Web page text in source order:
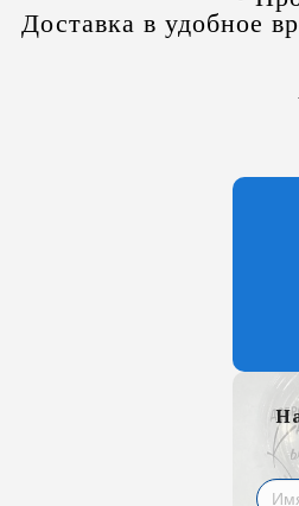
Доставка в удобное